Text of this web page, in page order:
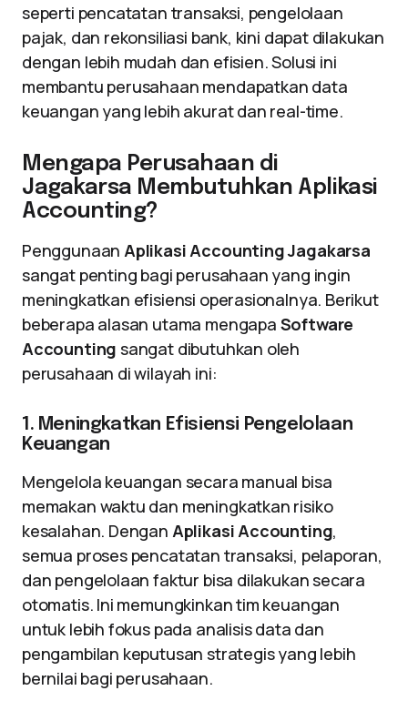
seperti pencatatan transaksi, pengelolaan
pajak, dan rekonsiliasi bank, kini dapat dilakukan
dengan lebih mudah dan efisien. Solusi ini
membantu perusahaan mendapatkan data
keuangan yang lebih akurat dan real-time.
Mengapa Perusahaan di
Jagakarsa Membutuhkan Aplikasi
Accounting?
PenggunaanAplikasi Accounting Jagakarsa
sangat penting bagi perusahaan yang ingin
meningkatkan efisiensi operasionalnya. Berikut
beberapa alasan utama mengapa Software
Accounting sangat dibutuhkan oleh
perusahaan di wilayah ini:
1. Meningkatkan Efisiensi Pengelolaan
Keuangan
Mengelola keuangan secara manual bisa
memakan waktu dan meningkatkan risiko
kesalahan. Dengan Aplikasi Accounting,
semua proses pencatatan transaksi, pelaporan,
dan pengelolaan faktur bisa dilakukan secara
otomatis. Ini memungkinkan tim keuangan
untuk lebih fokus pada analisis data dan
pengambilan keputusan strategis yang lebih
bernilai bagi perusahaan.